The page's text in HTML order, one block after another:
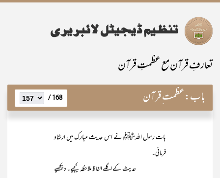
تعارفِ قرآن مع عظمتِ قرآن
باب:عظمت ِقرآن 168 /
بات رسول اللہﷺ نے اس حدیث مبارک میں ارشاد
فرمائی۔
حدیث کے اگلے الفاظ ملاحظہ کیجیے۔ دیکھیے